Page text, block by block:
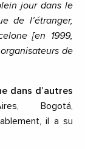
jour dans le
de l’étranger,
[en 1999,
de
dans d’autres
Bogotá,
il a su